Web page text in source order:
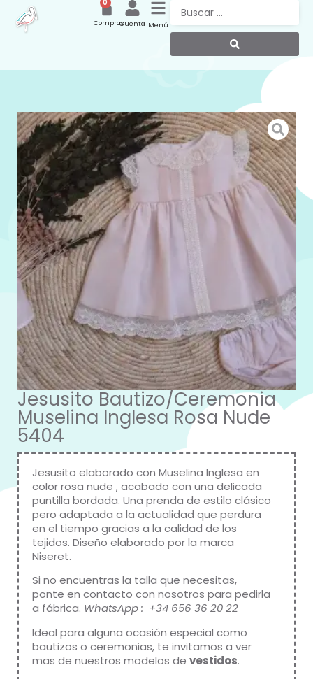
Menú
Cuenta
0
Compras
Jesusito Bautizo/Ceremonia
Muselina Inglesa Rosa Nude
5404
Jesusito elaborado con Muselina Inglesa en
color rosa nude , acabado con una delicada
puntilla bordada. Una prenda de estilo clásico
pero adaptada a la actualidad que perdura
en el tiempo gracias a la calidad de los
tejidos. Diseño elaborado por la marca
Niseret.
Si no encuentras la talla que necesitas,
ponte en contacto con nosotros para pedirla
a fábrica. WhatsApp : +34 656 36 20 22
Ideal para alguna ocasión especial como
bautizos o ceremonias, te invitamos a ver
mas de nuestros modelos de vestidos.